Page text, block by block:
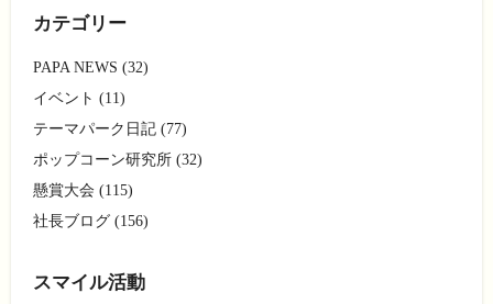
カテゴリー
PAPA NEWS (32)
イベント (11)
テーマパーク日記 (77)
ポップコーン研究所 (32)
懸賞大会 (115)
社長ブログ (156)
スマイル活動